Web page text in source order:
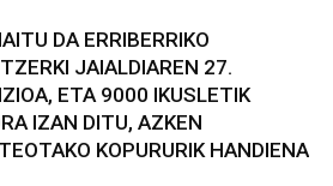
DA ERRIBERRIKO
JAIALDIAREN 27.
ETA 9000 IKUSLETIK
IZAN DITU, AZKEN
KOPURURIK HANDIENA